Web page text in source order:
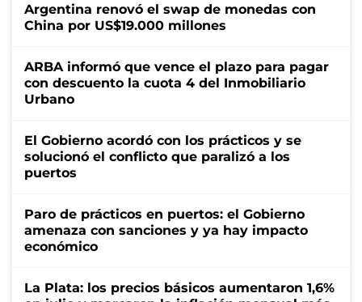
Argentina renovó el swap de monedas con
China por US$19.000 millones
ARBA informó que vence el plazo para pagar
con descuento la cuota 4 del Inmobiliario
Urbano
El Gobierno acordó con los prácticos y se
solucionó el conflicto que paralizó a los
puertos
Paro de prácticos en puertos: el Gobierno
amenaza con sanciones y ya hay impacto
económico
La Plata: los precios básicos aumentaron 1,6%